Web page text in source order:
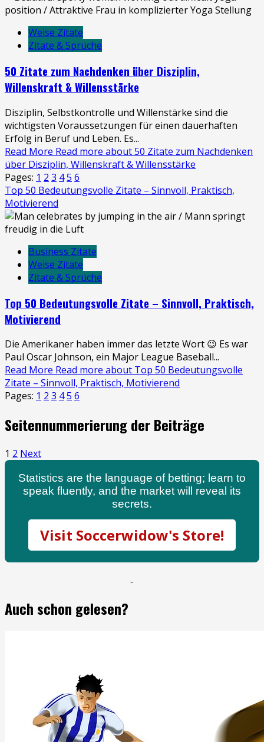
Weise Zitate
Zitate & Sprüche
50 Zitate zum Nachdenken über Disziplin,
Willenskraft & Willensstärke
Disziplin, Selbstkontrolle und Willenstärke sind die
wichtigsten Voraussetzungen für einen dauerhaften
Erfolg in Beruf und Leben. Es...
Read More Read more about 50 Zitate zum Nachdenken
über Disziplin, Willenskraft & Willensstärke
Pages: 1 2 3 45 6
Top 50 Bedeutungsvolle Zitate – Sinnvoll, Praktisch,
Motivierend
Business Zitate
Weise Zitate
Zitate & Sprüche
Top 50 Bedeutungsvolle Zitate – Sinnvoll, Praktisch,
Motivierend
Die Amerikaner haben immer das letzte Wort 😉 Es war
Paul Oscar Johnson, ein Major League Baseball...
Read More Read more about Top 50 Bedeutungsvolle
Zitate – Sinnvoll, Praktisch, Motivierend
Pages: 1 2 3 45 6
Seitennummerierung der Beiträge
1 2 Next
Statistics are the language of betting; learn to
speak fluently, and the market will reveal its
secrets.
Visit Soccerwidow's Store!
..
Auch schon gelesen?